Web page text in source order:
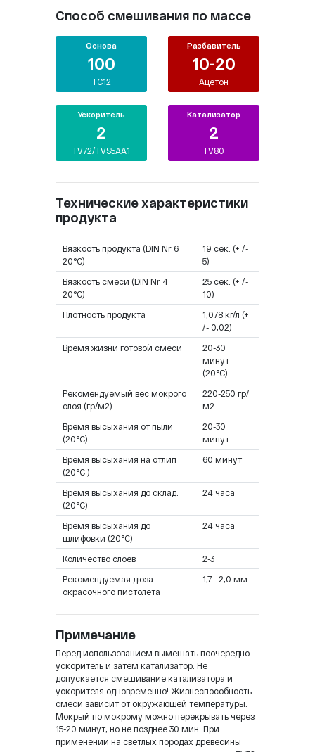
Способ смешивания по массе
Основа
100
TC12
Разбавитель
10-20
Ацетон
Ускоритель
2
TV72/TVS5AA1
Катализатор
2
TV80
Технические характеристики
продукта
Вязкость продукта (DIN Nr 6
20°C)
19 сек. (+ /-
5)
Вязкость смеси (DIN Nr 4
20°C)
25 сек. (+ /-
10)
Плотность продукта
1,078 кг/л (+
/- 0,02)
Время жизни готовой смеси
20-30
минут
(20°C)
Рекомендуемый вес мокрого
слоя (гр/м2)
220-250 гр/
м2
Время высыхания от пыли
(20°C)
20-30
минут
Время высыхания на отлип
(20°C )
60 минут
Время высыхания до склад.
(20°C)
24 часа
Время высыхания до
шлифовки (20°C)
24 часа
Количество слоев 2-3
Рекомендуемая дюза
окрасочного пистолета
1,7 - 2,0 мм
Примечание
Перед использованием вымешать поочередно
ускоритель и затем катализатор. Не
допускается смешивание катализатора и
ускорителя одновременно! Жизнеспособность
смеси зависит от окружающей температуры.
Мокрый по мокрому можно перекрывать через
15-20 минут, но не позднее 30 мин. При
применении на светлых породах древесины